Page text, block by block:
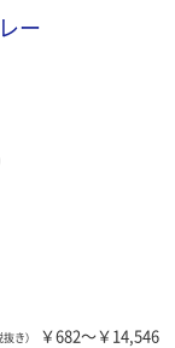
ー
き） ￥682～￥14,546